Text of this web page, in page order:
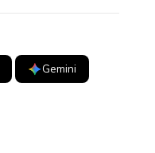
Gemini